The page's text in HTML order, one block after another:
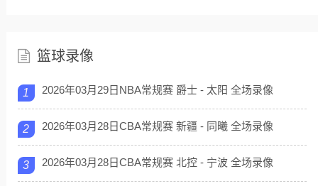
篮球录像
1 2026年03月29日NBA常规赛 爵士 - 太阳 全场录像
2 2026年03月28日CBA常规赛 新疆 - 同曦 全场录像
3 2026年03月28日CBA常规赛 北控 - 宁波 全场录像